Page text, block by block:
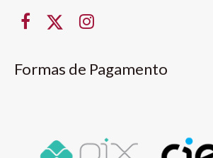
Formas de Pagamento